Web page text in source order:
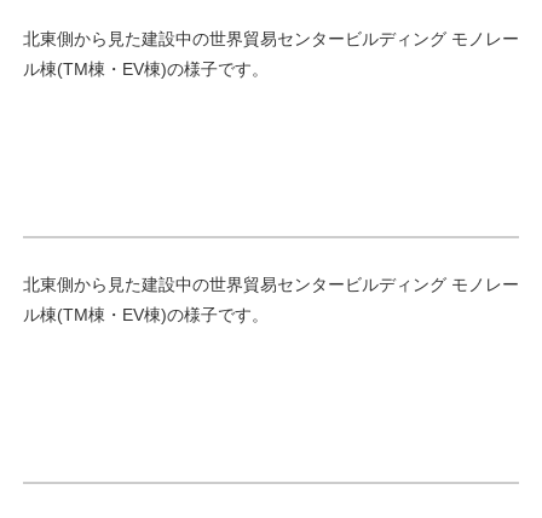
北東側から見た建設中の世界貿易センタービルディング モノレー
ル棟(TM棟・EV棟)の様子です。
北東側から見た建設中の世界貿易センタービルディング モノレー
ル棟(TM棟・EV棟)の様子です。